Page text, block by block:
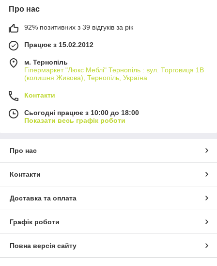
Про нас
92% позитивних з 39 відгуків за рік
Працює з 15.02.2012
м. Тернопіль
Гіпермаркет "Люкс Меблі" Тернопіль : вул. Торговиця 1В
(колишня Живова), Тернопіль, Україна
Контакти
Сьогодні працює з 10:00 до 18:00
Показати весь графік роботи
Про нас
Контакти
Доставка та оплата
Графік роботи
Повна версія сайту